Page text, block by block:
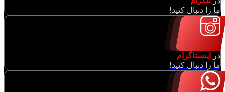
ما را دنبال کنید!
در
اینستاگرام
ما را دنبال کنید!